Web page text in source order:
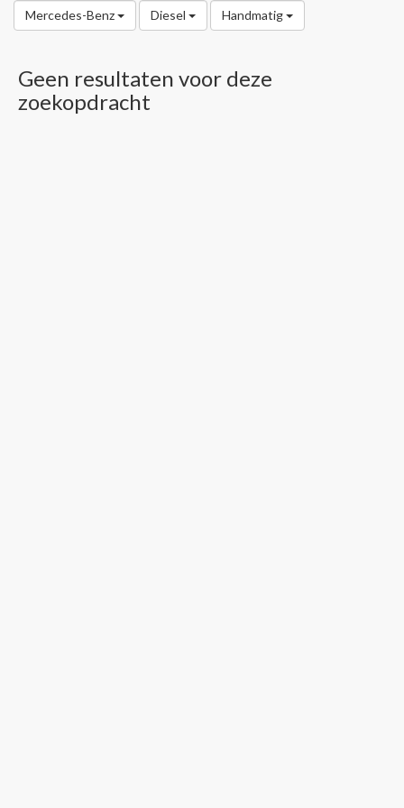
Mercedes-Benz Diesel Handmatig
Geen resultaten voor deze
zoekopdracht